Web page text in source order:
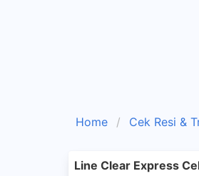
Home Cek Resi &
Line Clear Express